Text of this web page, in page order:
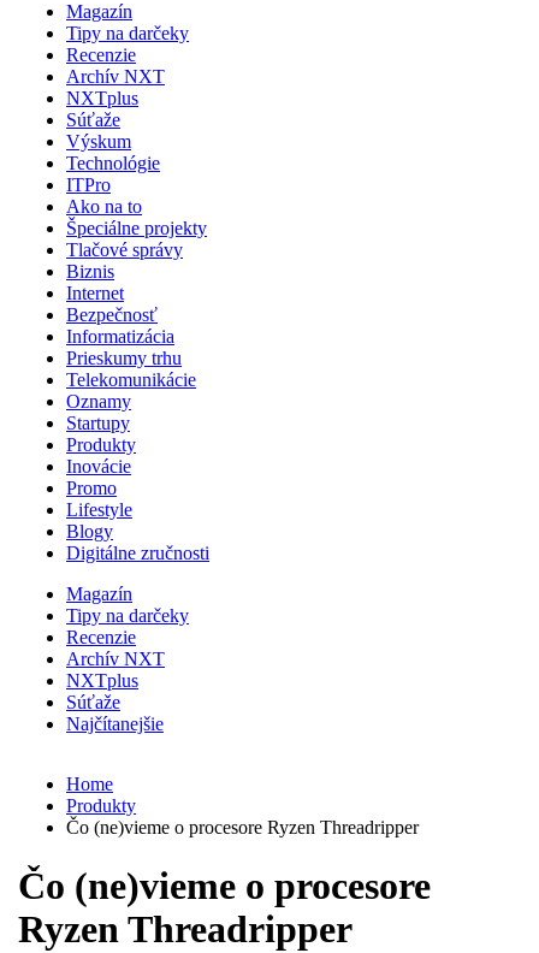
Magazín
Tipy na darčeky
Recenzie
Archív NXT
NXTplus
Súťaže
Výskum
Technológie
ITPro
Ako na to
Špeciálne projekty
Tlačové správy
Biznis
Internet
Bezpečnosť
Informatizácia
Prieskumy trhu
Telekomunikácie
Oznamy
Startupy
Produkty
Inovácie
Promo
Lifestyle
Blogy
Digitálne zručnosti
Magazín
Tipy na darčeky
Recenzie
Archív NXT
NXTplus
Súťaže
Najčítanejšie
Home
Produkty
Čo (ne)vieme o procesore Ryzen Threadripper
Čo (ne)vieme o procesore
Ryzen Threadripper